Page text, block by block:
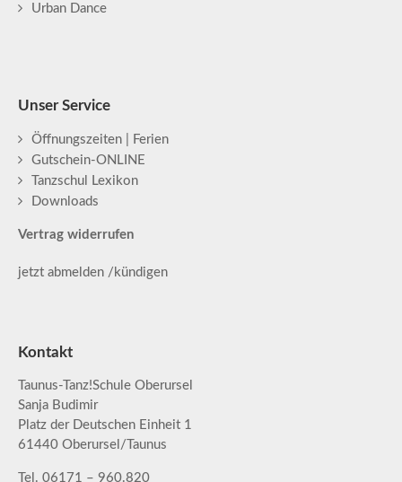
Urban Dance
Unser Service
Öffnungszeiten | Ferien
Gutschein-ONLINE
Tanzschul Lexikon
Downloads
Vertrag widerrufen
jetzt abmelden /kündigen
Kontakt
Taunus-Tanz!Schule Oberursel
Sanja Budimir
Platz der Deutschen Einheit 1
61440 Oberursel/Taunus
Tel. 06171 – 960.820